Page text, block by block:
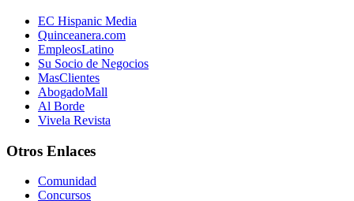
EC Hispanic Media
Quinceanera.com
EmpleosLatino
Su Socio de Negocios
MasClientes
AbogadoMall
Al Borde
Vivela Revista
Otros Enlaces
Comunidad
Concursos